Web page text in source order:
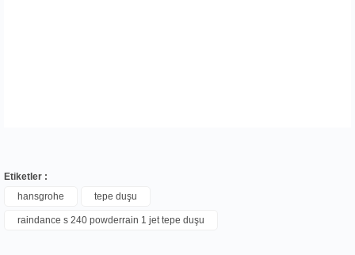
Bu ürüne ilk yorumu siz yapın!
Etiketler :
hansgrohe
tepe duşu
raindance s 240 powderrain 1 jet tepe duşu